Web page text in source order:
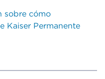
sobre cómo
Kaiser Permanente